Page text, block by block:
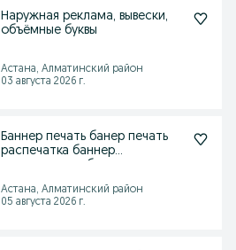
Наружная реклама, вывески,
объёмные буквы
Астана, Алматинский район
03 августа 2026 г.
Баннер печать банер печать
распечатка баннер
Астана, Алматинский район
05 августа 2026 г.